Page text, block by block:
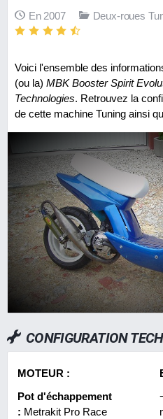
En 2007 Deux-roues
Voici l'ensemble des
(ou la) MBK Booster Spirit
Technologies. Retrouvez la
de cette machine Tuning ainsi
CONFIGURATION
MOTEUR :
Pot d'échappement
: Metrakit Pro Race